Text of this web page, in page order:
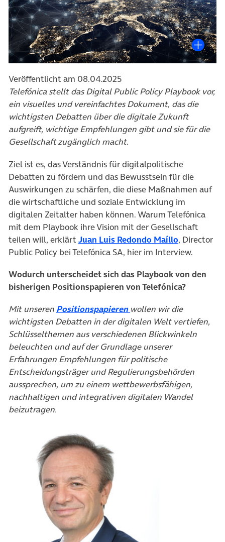
Veröffentlicht am 08.04.2025
Telefónica stellt das Digital Public Policy Playbook vor,
ein visuelles und vereinfachtes Dokument, das die
wichtigsten Debatten über die digitale Zukunft
aufgreift, wichtige Empfehlungen gibt und sie für die
Gesellschaft zugänglich macht.
Ziel ist es, das Verständnis für digitalpolitische
Debatten zu fördern und das Bewusstsein für die
Auswirkungen zu schärfen, die diese Maßnahmen auf
die wirtschaftliche und soziale Entwicklung im
digitalen Zeitalter haben können. Warum Telefónica
mit dem Playbook ihre Vision mit der Gesellschaft
teilen will, erklärt Juan Luis Redondo Maíllo, Director
Public Policy bei Telefónica SA, hier im Interview.
Wodurch unterscheidet sich das Playbook von den
bisherigen Positionspapieren von Telefónica?
Mit unseren Positionspapieren wollen wir die
wichtigsten Debatten in der digitalen Welt vertiefen,
Schlüsselthemen aus verschiedenen Blickwinkeln
beleuchten und auf der Grundlage unserer
Erfahrungen Empfehlungen für politische
Entscheidungsträger und Regulierungsbehörden
aussprechen, um zu einem wettbewerbsfähigen,
nachhaltigen und integrativen digitalen Wandel
beizutragen.